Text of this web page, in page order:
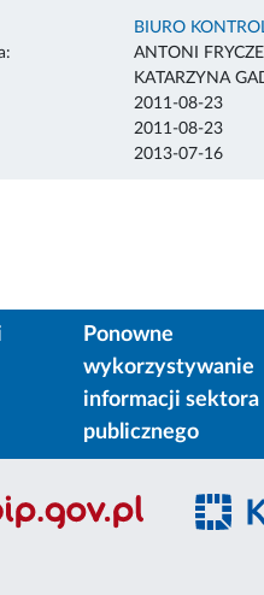
BIURO
ANTONI
KATARZYNA
2011-08-23
2011-08-23
2013-07-16
Ponowne
wykorzystywanie
informacji sektora
publicznego